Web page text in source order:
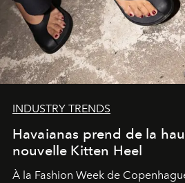
INDUSTRY TRENDS
Havaianas prend de la
nouvelle Kitten Heel
À la Fashion Week de